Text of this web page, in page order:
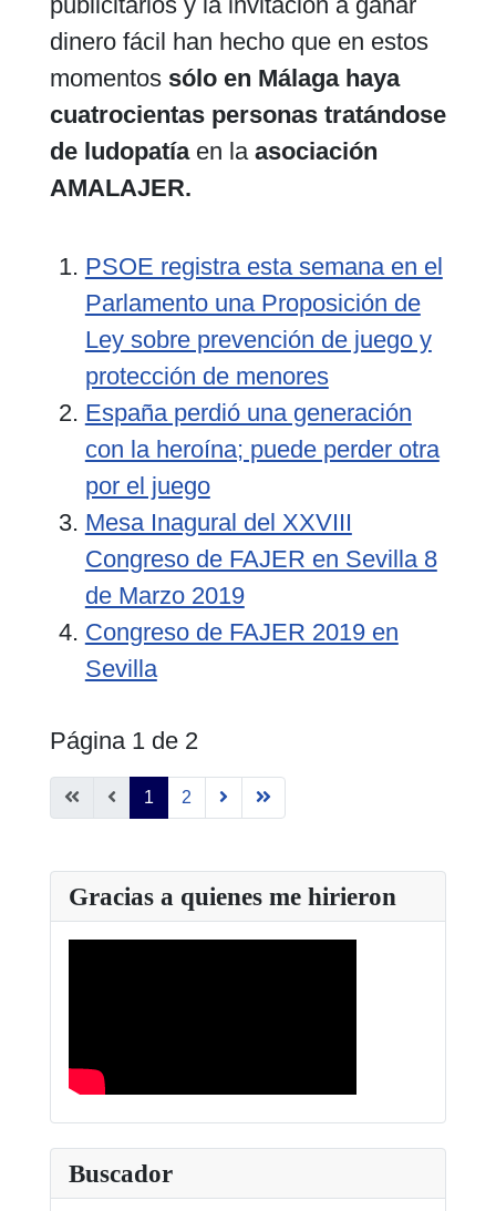
dinero fácil han hecho que en estos
momentos sólo en Málaga haya
cuatrocientas personas tratándose
de ludopatíaen la asociación
AMALAJER.
PSOE registra esta semana en el
Parlamento una Proposición de
Ley sobre prevención de juego y
protección de menores
España perdió una generación
con la heroína; puede perder otra
por el juego
Mesa Inagural del XXVIII
Congreso de FAJER en Sevilla 8
de Marzo 2019
Congreso de FAJER 2019 en
Sevilla
Página 1 de 2
1 2
Gracias a quienes me hirieron
Buscador